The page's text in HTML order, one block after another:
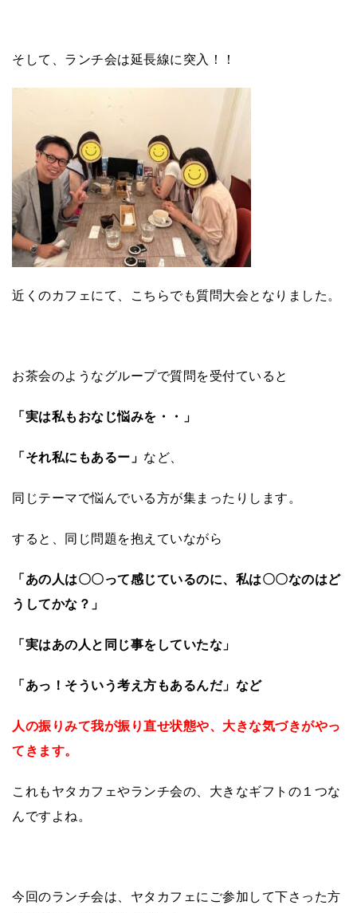
そして、ランチ会は延長線に突入！！
近くのカフェにて、こちらでも質問大会となりました。
お茶会のようなグループで質問を受付ていると
「実は私もおなじ悩みを・・」
「それ私にもあるー」 など、
同じテーマで悩んでいる方が集まったりします。
すると、同じ問題を抱えていながら
「あの人は〇〇って感じているのに、私は〇〇なのはど
うしてかな？」
「実はあの人と同じ事をしていたな」
「あっ！そういう考え方もあるんだ」など
人の振りみて我が振り直せ状態や、大きな気づきがやっ
てきます。
これもヤタカフェやランチ会の、大きなギフトの１つな
んですよね。
今回のランチ会は、ヤタカフェにご参加して下さった方